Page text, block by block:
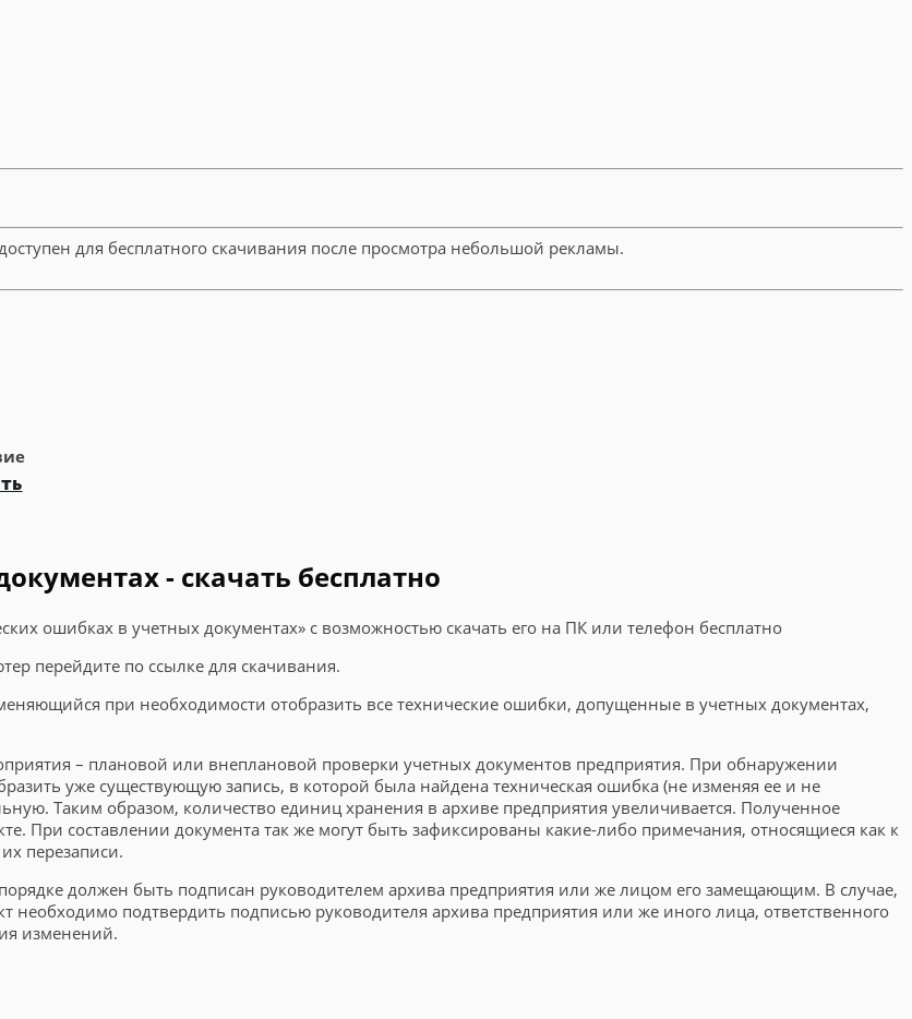
для бесплатного скачивания после просмотра небольшой рекламы.
- скачать бесплатно
ошибках в учетных документах» с возможностью скачать его на ПК или телефон бесплатно
перейдите по ссылке для скачивания.
при необходимости отобразить все технические ошибки, допущенные в учетных документах,
– плановой или внеплановой проверки учетных документов предприятия. При обнаружении
уже существующую запись, в которой была найдена техническая ошибка (не изменяя ее и не
Таким образом, количество единиц хранения в архиве предприятия увеличивается. Полученное
При составлении документа так же могут быть зафиксированы какие-либо примечания, относящиеся как к
перезаписи.
должен быть подписан руководителем архива предприятия или же лицом его замещающим. В случае,
подтвердить подписью руководителя архива предприятия или же иного лица, ответственного
изменений.